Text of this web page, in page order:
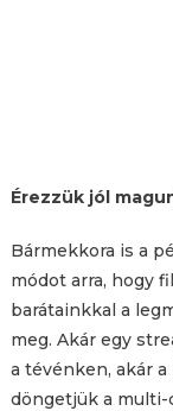
Érezzük jól
Bármekkora is a
módot arra, hogy
barátainkkal a
meg. Akár egy
a tévénken, akár
döngetjük a multi-